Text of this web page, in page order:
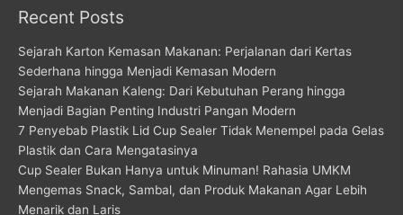
Recent Posts
Sejarah Karton Kemasan Makanan: Perjalanan dari Kertas
Sederhana hingga Menjadi Kemasan Modern
Sejarah Makanan Kaleng: Dari Kebutuhan Perang hingga
Menjadi Bagian Penting Industri Pangan Modern
7 Penyebab Plastik Lid Cup Sealer Tidak Menempel pada Gelas
Plastik dan Cara Mengatasinya
Cup Sealer Bukan Hanya untuk Minuman! Rahasia UMKM
Mengemas Snack, Sambal, dan Produk Makanan Agar Lebih
Menarik dan Laris